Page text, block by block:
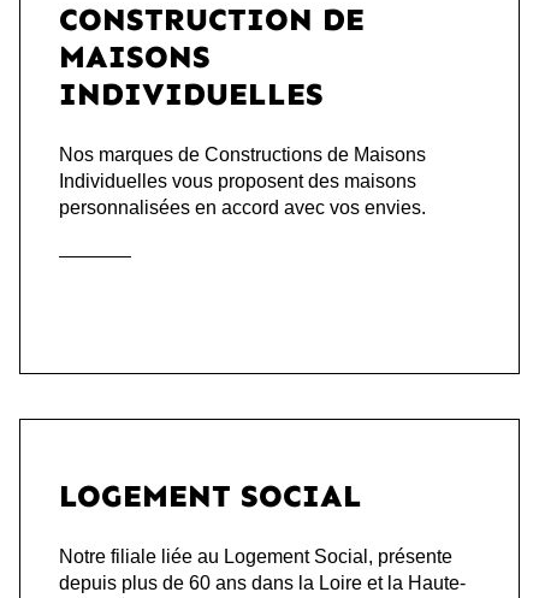
CONSTRUCTION DE
MAISONS
INDIVIDUELLES
Nos marques de Constructions de Maisons
Individuelles vous proposent des maisons
personnalisées en accord avec vos envies.
LOGEMENT SOCIAL
Notre filiale liée au Logement Social, présente
depuis plus de 60 ans dans la Loire et la Haute-